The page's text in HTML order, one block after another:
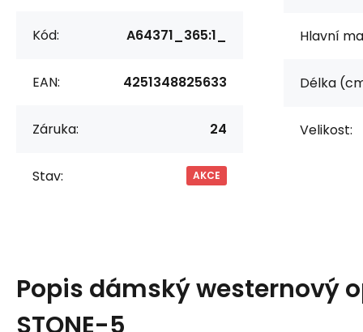
Kód: A64371_365:1_
EAN: 4251348825633
Záruka: 24
Stav: AKCE
Hlavní
Délka
Velikost:
Popis dámský westernový
STONE-5